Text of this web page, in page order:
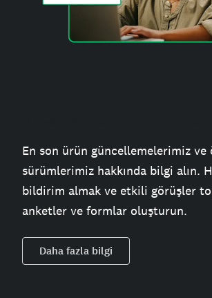
En son ürün güncellemelerimiz ve
sürümlerimiz hakkında bilgi alın.
bildirim almak ve etkili görüşler
anketler ve formlar oluşturun.
Daha fazla bilgi